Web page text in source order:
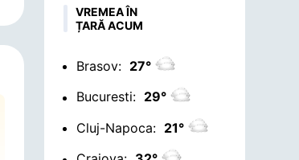
VREMEA ÎN
ȚARĂ ACUM
Brasov: 27°
Bucuresti: 29°
Cluj-Napoca: 21°